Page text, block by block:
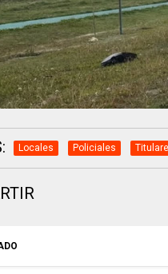
Locales Policiales